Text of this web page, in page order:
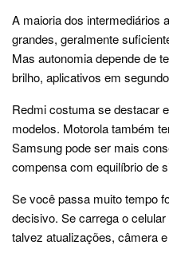
A maioria dos intermediários
grandes, geralmente
Mas autonomia depende de
brilho, aplicativos em
Redmi costuma se destacar
modelos. Motorola também
Samsung pode ser mais
compensa com equilíbrio de
Se você passa muito tempo
decisivo. Se carrega o
talvez atualizações, câmera